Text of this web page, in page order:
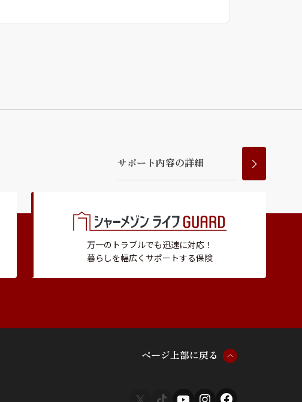
サポー ト内容の詳細
万一のトラブルでも迅速に対応！
暮らしを幅広くサポートする保険
ページ上部に戻る